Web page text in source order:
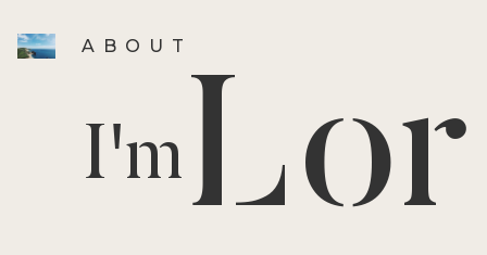
ABOUT
I'mLor